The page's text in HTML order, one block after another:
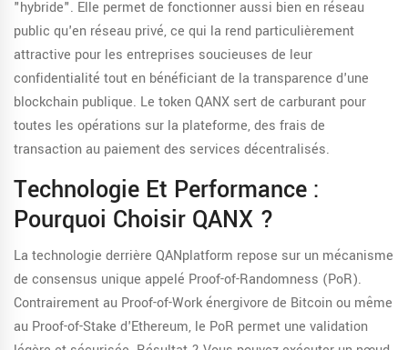
"hybride". Elle permet de fonctionner aussi bien en réseau
public qu'en réseau privé, ce qui la rend particulièrement
attractive pour les entreprises soucieuses de leur
confidentialité tout en bénéficiant de la transparence d'une
blockchain publique. Le token QANX sert de carburant pour
toutes les opérations sur la plateforme, des frais de
transaction au paiement des services décentralisés.
Technologie Et Performance :
Pourquoi Choisir QANX ?
La technologie derrière QANplatform repose sur un mécanisme
de consensus unique appelé Proof-of-Randomness (PoR).
Contrairement au Proof-of-Work énergivore de Bitcoin ou même
au Proof-of-Stake d'Ethereum, le PoR permet une validation